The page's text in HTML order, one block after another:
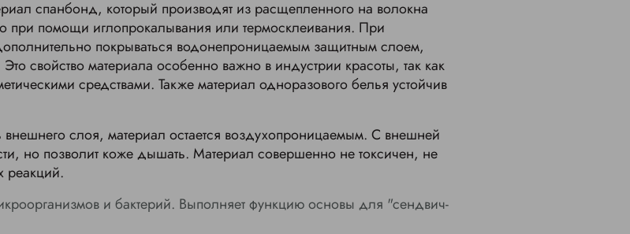
спанбонд, который производят из расщепленного на волокна
при помощи иглопрокалывания или термосклеивания. При
покрываться водонепроницаемым защитным слоем,
свойство материала особенно важно в индустрии красоты, так как
средствами. Также материал одноразового белья устойчив
слоя, материал остается воздухопроницаемым. С внешней
но позволит коже дышать. Материал совершенно не токсичен, не
реакций.
и бактерий. Выполняет функцию основы для "сендвич-